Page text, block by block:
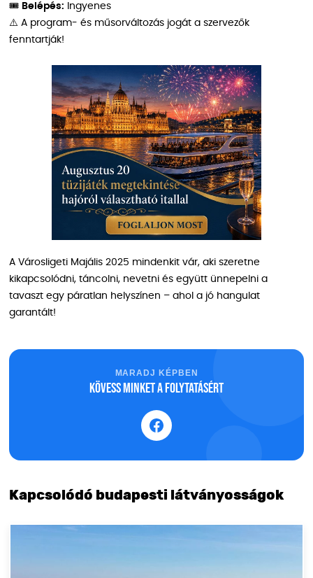
🎟️ Belépés: Ingyenes
⚠️ A program- és műsorváltozás jogát a szervezők
fenntartják!
A Városligeti Majális 2025 mindenkit vár, aki szeretne
kikapcsolódni, táncolni, nevetni és együtt ünnepelni a
tavaszt egy páratlan helyszínen – ahol a jó hangulat
garantált!
MARADJ KÉPBEN
Kövess minket a folytatásért
Kapcsolódó budapesti látványosságok